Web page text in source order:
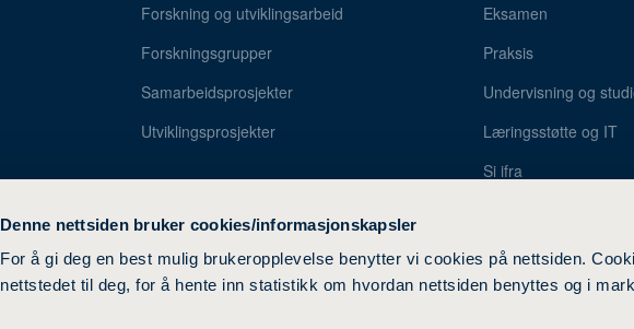
Denne nettsiden bruker cookies/informasjonskapsler
For å gi deg en best mulig brukeropplevelse benytter vi cookies på nettsiden.
nettstedet til deg, for å hente inn statistikk om hvordan nettsiden benyttes og i
Forskning og utviklingsarbeid
Forskningsgrupper
Samarbeidsprosjekter
Utviklingsprosjekter
Eksamen
Praksis
Undervisning og
Læringsstøtte og IT
Si ifra
Studentparlamentet
Opptak